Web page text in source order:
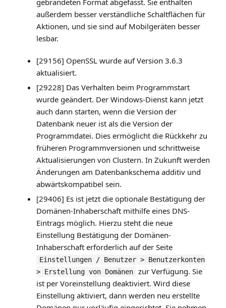
gebrandeten Format abgefasst. Sie enthalten
außerdem besser verständliche Schaltflächen für
Aktionen, und sie sind auf Mobilgeräten besser
lesbar.
[29156] OpenSSL wurde auf Version 3.6.3
aktualisiert.
[29228] Das Verhalten beim Programmstart
wurde geändert. Der Windows-Dienst kann jetzt
auch dann starten, wenn die Version der
Datenbank neuer ist als die Version der
Programmdatei. Dies ermöglicht die Rückkehr zu
früheren Programmversionen und schrittweise
Aktualisierungen von Clustern. In Zukunft werden
Änderungen am Datenbankschema additiv und
abwärtskompatibel sein.
[29406] Es ist jetzt die optionale Bestätigung der
Domänen-Inhaberschaft mithilfe eines DNS-
Eintrags möglich. Hierzu steht die neue
Einstellung Bestätigung der Domänen-
Inhaberschaft erforderlich auf der Seite
Einstellungen / Benutzer > Benutzerkonten
> Erstellung von Domänen
zur Verfügung. Sie
ist per Voreinstellung deaktiviert. Wird diese
Einstellung aktiviert, dann werden neu erstellte